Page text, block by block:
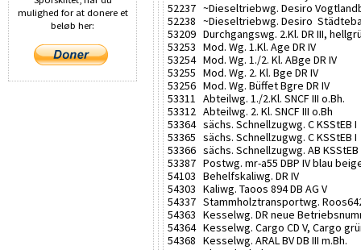
52237 ~Dieseltriebwg. Desiro
52238 ~Dieseltriebwg. Desiro
53209 Durchgangswg. 2.Kl. DR III,
53253 Mod. Wg. 1.Kl. Age DR IV
53254 Mod. Wg. 1./2. Kl. ABge DR IV
53255 Mod. Wg. 2. Kl. Bge DR IV
53256 Mod. Wg. Büffet Bgre DR IV
53311 Abteilwg. 1./2.Kl. SNCF III o.Bh.
53312 Abteilwg. 2. Kl. SNCF III o.Bh
53364 sächs. Schnellzugwg. C KSStEB I
53365 sächs. Schnellzugwg. C KSStEB I
53366 sächs. Schnellzugwg. AB KSStEB
53387 Postwg. mr-a55 DBP IV blau
54103 Behelfskaliwg. DR IV
54303 Kaliwg. Taoos 894 DB AG V
54337 Stammholztransportwg. Roos642
54363 Kesselwg. DR neue
54364 Kesselwg. Cargo CD V, Cargo
54368 Kesselwg. ARAL BV DB III m.Bh.
mulighed for at donere et
beløb her: